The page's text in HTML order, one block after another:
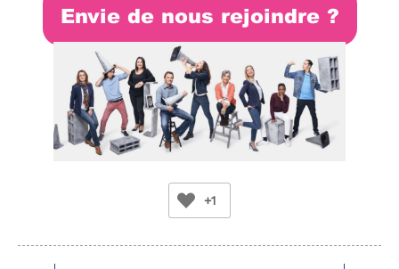
Envie de nous rejoindre ?
+1